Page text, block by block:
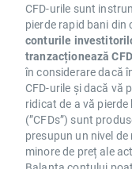
CFD-urile sunt
pierde rapid bani din
conturile
tranzacționează
în considerare dacă
CFD-urile și dacă vă
ridicat de a vă
(”CFDs”) sunt
presupun un nivel
minore de preț ale